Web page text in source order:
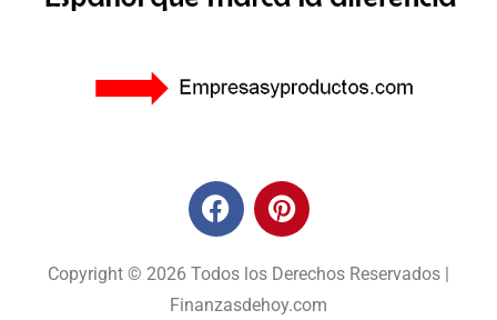
Copyright © 2026 Todos los Derechos Reservados |
Finanzasdehoy.com